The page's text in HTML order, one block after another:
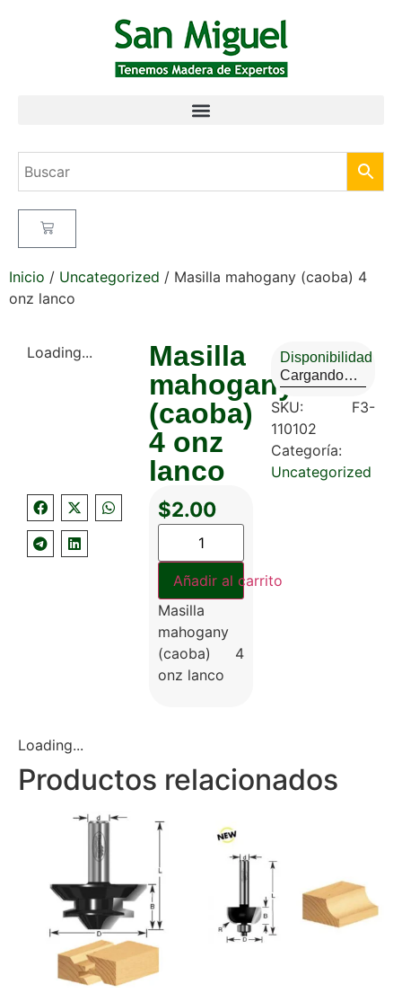
Inicio / Uncategorized / Masilla mahogany (caoba) 4
onz lanco
Loading...
Masilla
mahogany
(caoba)
4 onz
lanco
$2.00
Añadir al carrito
Masilla
mahogany
(caoba) 4
onz lanco
Disponibilidad
Cargando…
SKU: F3-
110102
Categoría:
Uncategorized
Loading...
Productos relacionados